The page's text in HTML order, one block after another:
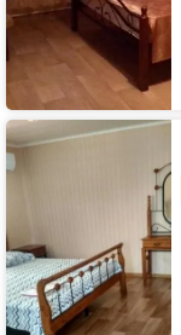
Kak
Doma
Guesthouse